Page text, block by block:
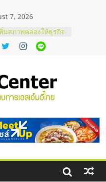
7, 2026
ในไทยที่ไหนดี?
ให้คุ้มค่าและตอบ
อกาสบริหารสถานี
นไชส์ยอนนี่
ณภาพสูง พร้อม
ละเสียง